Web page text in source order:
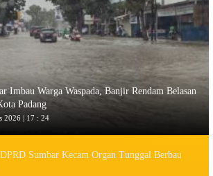
Imbau Warga Waspada, Banjir Rendam Belasan
Padang
2026 | 17 : 24
Sumbar Kecam Organ Tunggal Berbau